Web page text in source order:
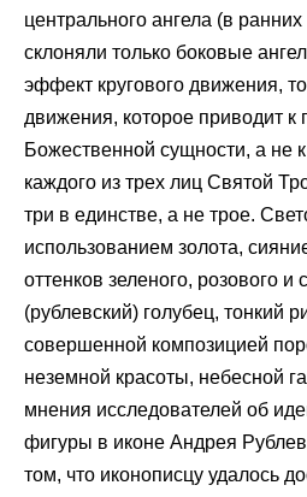
центрального ангела (в
склоняли только боковые
эффект кругового движения,
движения, которое приводит
Божественной сущности, а не
каждого из трех лиц Святой
три в единстве, а не трое.
использованием золота,
оттенков зеленого, розового
(рублевский) голубец, тонкий
совершенной композицией
неземной красоты, небесной
мнения исследователей об
фигуры в иконе Андрея
том, что иконописцу удалось